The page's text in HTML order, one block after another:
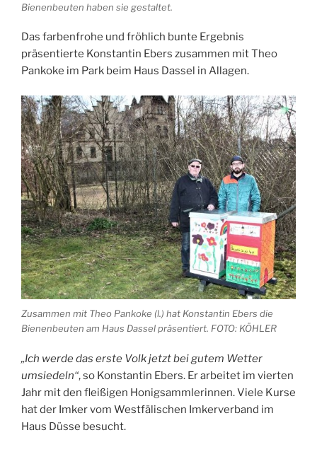
Bienenbeuten haben sie gestaltet.
Das farbenfrohe und fröhlich bunte Ergebnis
präsentierte Konstantin Ebers zusammen mit Theo
Pankoke im Park beim Haus Dassel in Allagen.
Zusammen mit Theo Pankoke (l.) hat Konstantin Ebers die
Bienenbeuten am Haus Dassel präsentiert. FOTO: KÖHLER
„Ich werde das erste Volk jetzt bei gutem Wetter
umsiedeln“, so Konstantin Ebers. Er arbeitet im vierten
Jahr mit den fleißigen Honigsammlerinnen. Viele Kurse
hat der Imker vom Westfälischen Imkerverband im
Haus Düsse besucht.